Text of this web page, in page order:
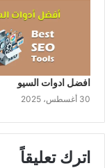
افضل ادوات السيو
30 أغسطس، 2025
اترك تعليقاً